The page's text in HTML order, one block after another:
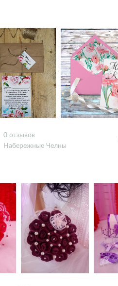
0 отзывов
Набережные Челны